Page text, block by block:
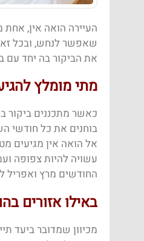
העיירה הואה אין, אחת
שאפשר לנחש, ובכל
את הביקור בה יחד עם
מתי מומלץ
כאשר מתכננים ביקור
בוחנים את כל חודשי
אל הואה אין מגיעים
עשויה להיות צפופה
החודשים מרץ ואפריל
באילו אזורים
מכיוון שמדובר ביעד